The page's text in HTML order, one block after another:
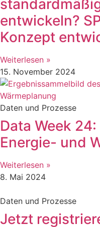
entwickeln?
Konzept
Weiterlesen »
15. November 2024
Daten und Prozesse
Data Week
Energie- und
Weiterlesen »
8. Mai 2024
Daten und Prozesse
Jetzt